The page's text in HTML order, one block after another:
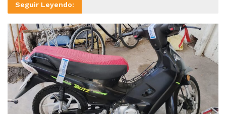
Seguir Leyendo: